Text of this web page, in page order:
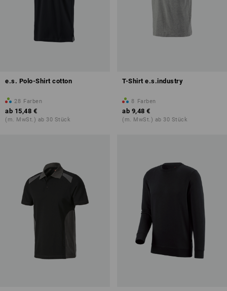
e.s. Polo-Shirt cotton
28 Farben
ab 15,48 €
(m. MwSt.) ab 30 Stück
T-Shirt e.s.industry
8 Farben
ab 9,48 €
(m. MwSt.) ab 30 Stück